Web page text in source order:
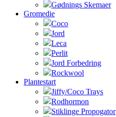
Gødnings Skemaer
Gromedie
Coco
Jord
Leca
Perlit
Jord Forbedring
Rockwool
Plantestart
Jiffy/Coco Trays
Rodhormon
Stiklinge Propogator